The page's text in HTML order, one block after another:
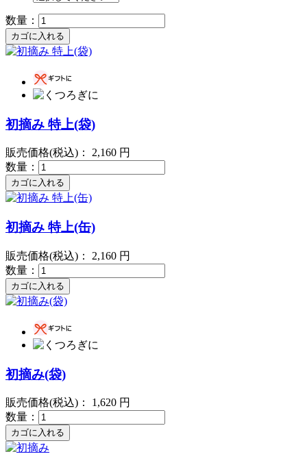
数量：
初摘み 特上(袋)
販売価格(税込)： 2,160 円
数量：
初摘み 特上(缶)
販売価格(税込)： 2,160 円
数量：
初摘み(袋)
販売価格(税込)： 1,620 円
数量：